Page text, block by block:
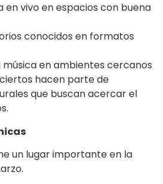
en vivo en espacios con buena
conocidos en formatos
en ambientes cercanos
hacen parte de
que buscan acercar el
un lugar importante en la